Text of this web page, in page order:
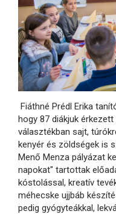
Fiáthné Prédl Erika
hogy 87 diákjuk
választékban sajt,
kenyér és zöldségek is
Menő Menza pályázat
napokat" tartottak
kóstolással, kreatív
méhecske ujjbáb
pedig gyógyteákkal,